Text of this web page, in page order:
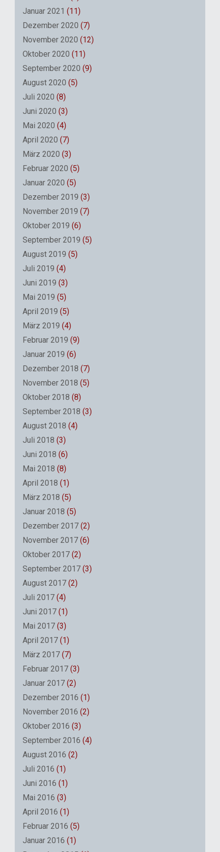
Januar 2021 (11)
Dezember 2020 (7)
November 2020 (12)
Oktober 2020 (11)
September 2020 (9)
August 2020 (5)
Juli 2020 (8)
Juni 2020 (3)
Mai 2020 (4)
April 2020 (7)
März 2020 (3)
Februar 2020 (5)
Januar 2020 (5)
Dezember 2019 (3)
November 2019 (7)
Oktober 2019 (6)
September 2019 (5)
August 2019 (5)
Juli 2019 (4)
Juni 2019 (3)
Mai 2019 (5)
April 2019 (5)
März 2019 (4)
Februar 2019 (9)
Januar 2019 (6)
Dezember 2018 (7)
November 2018 (5)
Oktober 2018 (8)
September 2018 (3)
August 2018 (4)
Juli 2018 (3)
Juni 2018 (6)
Mai 2018 (8)
April 2018 (1)
März 2018 (5)
Januar 2018 (5)
Dezember 2017 (2)
November 2017 (6)
Oktober 2017 (2)
September 2017 (3)
August 2017 (2)
Juli 2017 (4)
Juni 2017 (1)
Mai 2017 (3)
April 2017 (1)
März 2017 (7)
Februar 2017 (3)
Januar 2017 (2)
Dezember 2016 (1)
November 2016 (2)
Oktober 2016 (3)
September 2016 (4)
August 2016 (2)
Juli 2016 (1)
Juni 2016 (1)
Mai 2016 (3)
April 2016 (1)
Februar 2016 (5)
Januar 2016 (1)